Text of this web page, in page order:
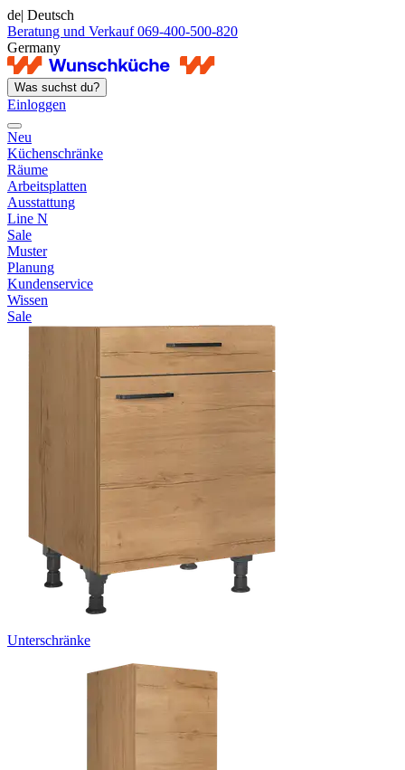
de| Deutsch
Beratung und Verkauf 069-400-500-820
Germany
Was suchst du?
Einloggen
Neu
Küchenschränke
Räume
Arbeitsplatten
Ausstattung
Line N
Sale
Muster
Planung
Kundenservice
Wissen
Sale
Unterschränke